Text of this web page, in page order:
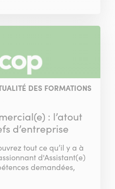
DES FORMATIONS
: l’atout
d’entreprise
tout ce qu’il y a à
d'Assistant(e)
demandées,